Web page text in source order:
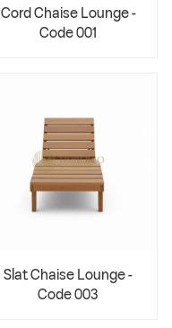
Cord Chaise Lounge -
Code 001
Slat Chaise Lounge -
Code 003